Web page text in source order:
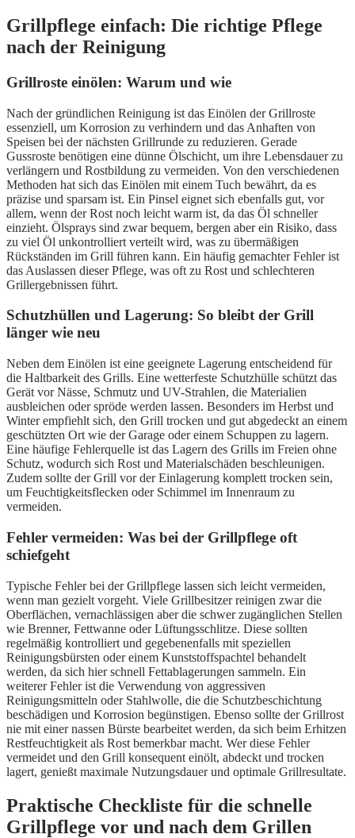
Grillpflege einfach: Die richtige Pflege
nach der Reinigung
Grillroste einölen: Warum und wie
Nach der gründlichen Reinigung ist das Einölen der Grillroste
essenziell, um Korrosion zu verhindern und das Anhaften von
Speisen bei der nächsten Grillrunde zu reduzieren. Gerade
Gussroste benötigen eine dünne Ölschicht, um ihre Lebensdauer zu
verlängern und Rostbildung zu vermeiden. Von den verschiedenen
Methoden hat sich das Einölen mit einem Tuch bewährt, da es
präzise und sparsam ist. Ein Pinsel eignet sich ebenfalls gut, vor
allem, wenn der Rost noch leicht warm ist, da das Öl schneller
einzieht. Ölsprays sind zwar bequem, bergen aber ein Risiko, dass
zu viel Öl unkontrolliert verteilt wird, was zu übermäßigen
Rückständen im Grill führen kann. Ein häufig gemachter Fehler ist
das Auslassen dieser Pflege, was oft zu Rost und schlechteren
Grillergebnissen führt.
Schutzhüllen und Lagerung: So bleibt der Grill
länger wie neu
Neben dem Einölen ist eine geeignete Lagerung entscheidend für
die Haltbarkeit des Grills. Eine wetterfeste Schutzhülle schützt das
Gerät vor Nässe, Schmutz und UV-Strahlen, die Materialien
ausbleichen oder spröde werden lassen. Besonders im Herbst und
Winter empfiehlt sich, den Grill trocken und gut abgedeckt an einem
geschützten Ort wie der Garage oder einem Schuppen zu lagern.
Eine häufige Fehlerquelle ist das Lagern des Grills im Freien ohne
Schutz, wodurch sich Rost und Materialschäden beschleunigen.
Zudem sollte der Grill vor der Einlagerung komplett trocken sein,
um Feuchtigkeitsflecken oder Schimmel im Innenraum zu
vermeiden.
Fehler vermeiden: Was bei der Grillpflege oft
schiefgeht
Typische Fehler bei der Grillpflege lassen sich leicht vermeiden,
wenn man gezielt vorgeht. Viele Grillbesitzer reinigen zwar die
Oberflächen, vernachlässigen aber die schwer zugänglichen Stellen
wie Brenner, Fettwanne oder Lüftungsschlitze. Diese sollten
regelmäßig kontrolliert und gegebenenfalls mit speziellen
Reinigungsbürsten oder einem Kunststoffspachtel behandelt
werden, da sich hier schnell Fettablagerungen sammeln. Ein
weiterer Fehler ist die Verwendung von aggressiven
Reinigungsmitteln oder Stahlwolle, die die Schutzbeschichtung
beschädigen und Korrosion begünstigen. Ebenso sollte der Grillrost
nie mit einer nassen Bürste bearbeitet werden, da sich beim Erhitzen
Restfeuchtigkeit als Rost bemerkbar macht. Wer diese Fehler
vermeidet und den Grill konsequent einölt, abdeckt und trocken
lagert, genießt maximale Nutzungsdauer und optimale Grillresultate.
Praktische Checkliste für die schnelle
Grillpflege vor und nach dem Grillen